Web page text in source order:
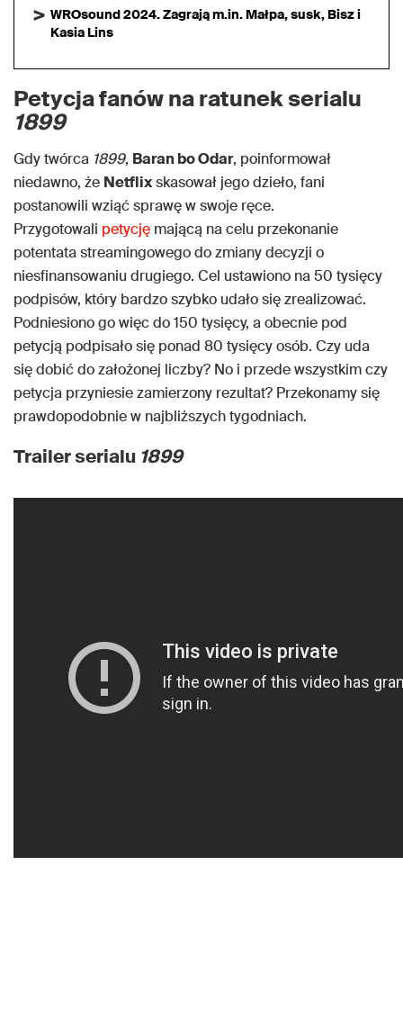
WROsound 2024. Zagrają m.in. Małpa, susk, Bisz i
Kasia Lins
Petycja fanów na ratunek serialu
1899
Gdy twórca 1899, Baran bo Odar, poinformował
niedawno, że Netflixskasował jego dzieło, fani
postanowili wziąć sprawę w swoje ręce.
Przygotowali petycję mającą na celu przekonanie
potentata streamingowego do zmiany decyzji o
niesfinansowaniu drugiego. Cel ustawiono na 50 tysięcy
podpisów, który bardzo szybko udało się zrealizować.
Podniesiono go więc do 150 tysięcy, a obecnie pod
petycją podpisało się ponad 80 tysięcy osób. Czy uda
się dobić do założonej liczby? No i przede wszystkim czy
petycja przyniesie zamierzony rezultat? Przekonamy się
prawdopodobnie w najbliższych tygodniach.
Trailer serialu 1899